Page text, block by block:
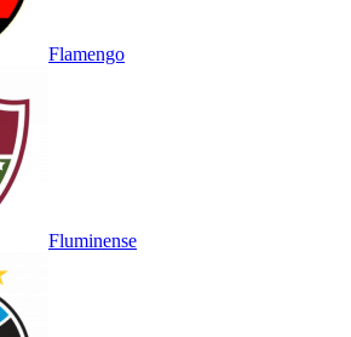
Flamengo
Fluminense